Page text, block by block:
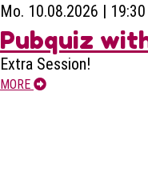
Mo. 10.08.2026 | 19:30
Pubquiz
Extra Session!
MORE